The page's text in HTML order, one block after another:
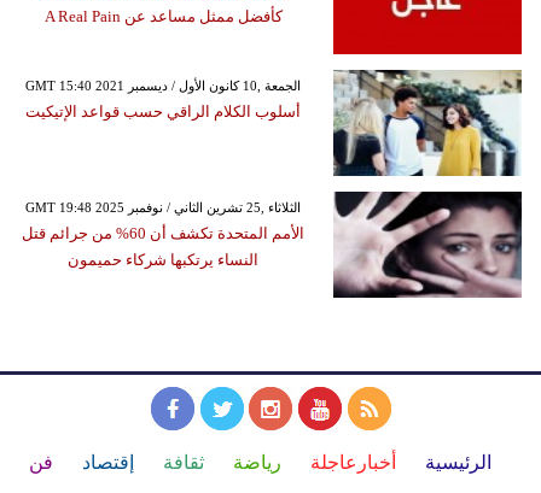
كأفضل ممثل مساعد عن A Real Pain
GMT 15:40 2021 الجمعة ,10 كانون الأول / ديسمبر
أسلوب الكلام الراقي حسب قواعد الإتيكيت
GMT 19:48 2025 الثلاثاء ,25 تشرين الثاني / نوفمبر
الأمم المتحدة تكشف أن 60% من جرائم قتل
النساء يرتكبها شركاء حميمون
الرئيسية أخبارعاجلة رياضة ثقافة إقتصاد فن